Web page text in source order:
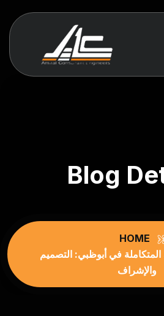
Blog
HOME
في أبوظبي: التصميم
والإشراف